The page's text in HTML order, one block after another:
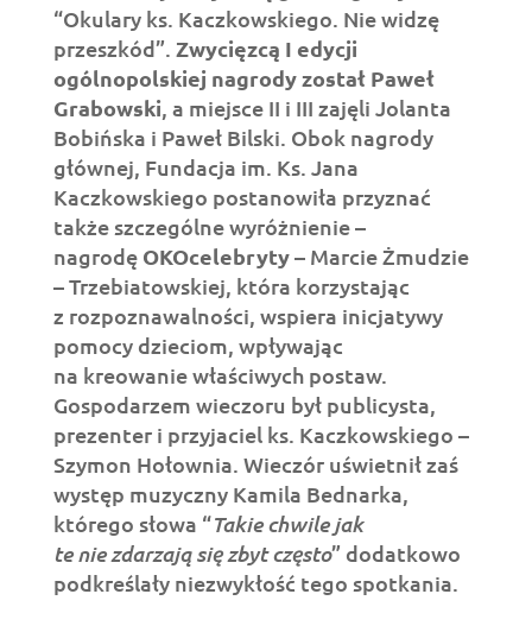
“Okulary ks. Kaczkowskiego. Nie widzę
przeszkód”. Zwycięzcą I edycji
ogólnopolskiej nagrody został Paweł
Grabowski, a miejsce II i III zajęli Jolanta
Bobińska i Paweł Bilski. Obok nagrody
głównej, Fundacja im. Ks. Jana
Kaczkowskiego postanowiła przyznać
także szczególne wyróżnienie –
nagrodę OKOcelebryty– Marcie Żmudzie
– Trzebiatowskiej, która korzystając
z rozpoznawalności, wspiera inicjatywy
pomocy dzieciom, wpływając
na kreowanie właściwych postaw.
Gospodarzem wieczoru był publicysta,
prezenter i przyjaciel ks. Kaczkowskiego –
Szymon Hołownia. Wieczór uświetnił zaś
występ muzyczny Kamila Bednarka,
którego słowa “Takie chwile jak
te nie zdarzają się zbyt często” dodatkowo
podkreślały niezwykłość tego spotkania.